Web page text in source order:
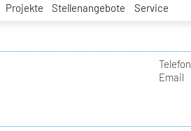
Projekte Stellenangebote Service
Telefon
Email